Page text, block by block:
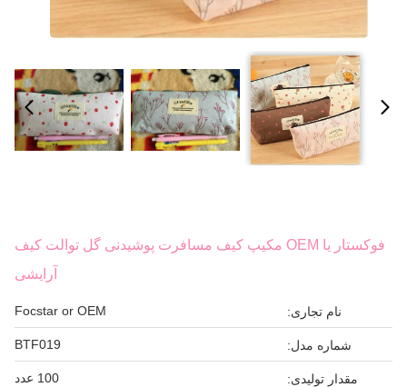
فوکستار یا OEM مکیپ کیف مسافرت پوشیدنی گل توالت کیف
آرایشی
نام تجاری: Focstar or OEM
شماره مدل: BTF019
مقدار تولیدی: 100 عدد